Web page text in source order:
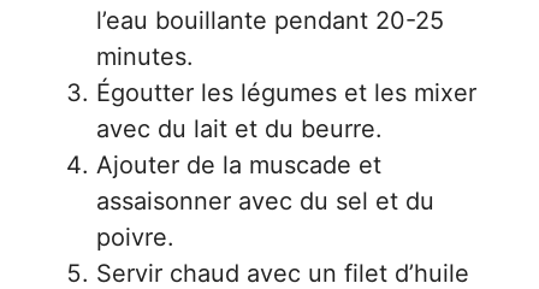
l’eau bouillante pendant 20-25
minutes.
Égoutter les légumes et les mixer
avec du lait et du beurre.
Ajouter de la muscade et
assaisonner avec du sel et du
poivre.
Servir chaud avec un filet d’huile